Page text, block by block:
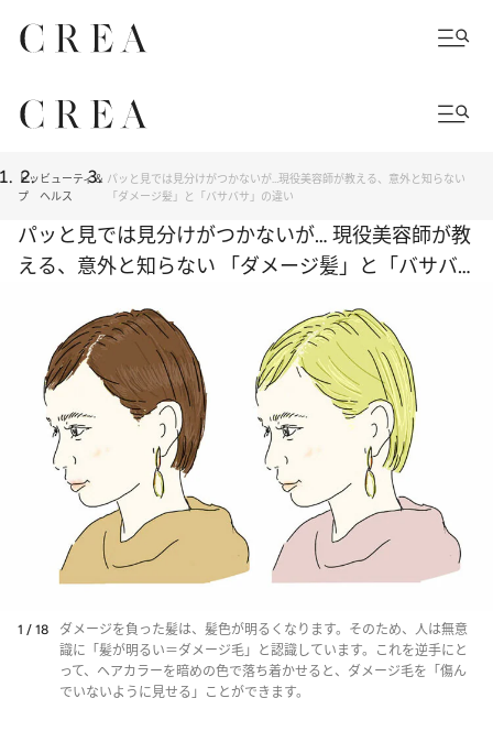
トッ
プ
ビューティ＆
ヘルス
パッと見では見分けがつかないが…現役美容師が教える、意外と知らない
「ダメージ髪」と「バサバサ」の違い
パッと見では見分けがつかないが… 現役美容師が教
える、意外と知らない 「ダメージ髪」と「バサバ
1 / 18
ダメージを負った髪は、髪色が明るくなります。そのため、人は無意
識に「髪が明るい＝ダメージ毛」と認識しています。これを逆手にと
って、ヘアカラーを暗めの色で落ち着かせると、ダメージ毛を「傷ん
でいないように見せる」ことができます。